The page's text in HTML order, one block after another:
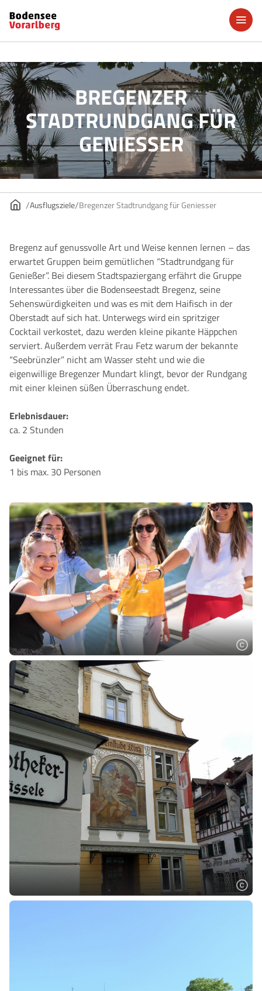
BREGENZER
STADTRUNDGANG FÜR
GENIESSER
Ausflugsziele Bregenzer Stadtrundgang für Geniesser
Bregenz auf genussvolle Art und Weise kennen lernen – das
erwartet Gruppen beim gemütlichen “Stadtrundgang für
Genießer”. Bei diesem Stadtspaziergang erfährt die Gruppe
Interessantes über die Bodenseestadt Bregenz, seine
Sehenswürdigkeiten und was es mit dem Haifisch in der
Oberstadt auf sich hat. Unterwegs wird ein spritziger
Cocktail verkostet, dazu werden kleine pikante Häppchen
serviert. Außerdem verrät Frau Fetz warum der bekannte
“Seebrünzler” nicht am Wasser steht und wie die
eigenwillige Bregenzer Mundart klingt, bevor der Rundgang
mit einer kleinen süßen Überraschung endet.
Erlebnisdauer:
ca. 2 Stunden
Geeignet für:
1 bis max. 30 Personen